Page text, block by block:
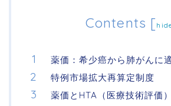
Contents [
薬価：希少癌から肺がんに
特例市場拡大再算定制度
薬価とHTA（医療技術評価）